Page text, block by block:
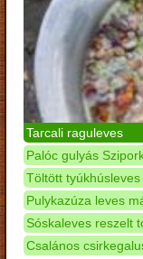
Tarcali raguleves
Palóc gulyás
Töltött
Pulykazúza leves
Sóskaleves reszelt
Csalános